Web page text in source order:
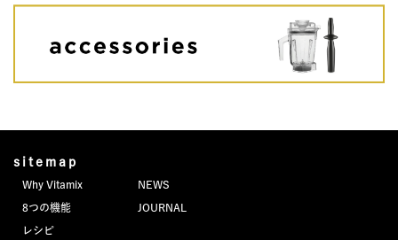
sitemap
Why Vitamix
8つの機能
レシピ
NEWS
JOURNAL